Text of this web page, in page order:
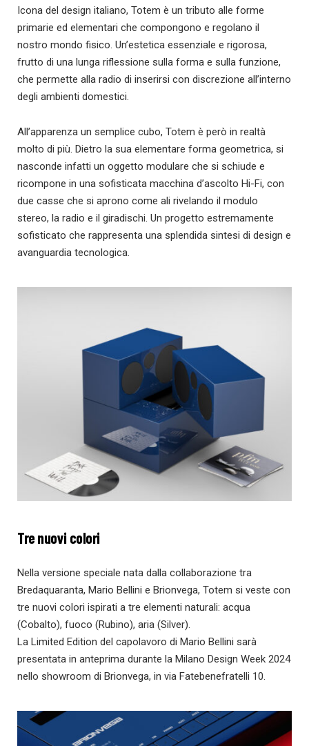
Icona del design italiano, Totem è un tributo alle forme
primarie ed elementari che compongono e regolano il
nostro mondo fisico. Un’estetica essenziale e rigorosa,
frutto di una lunga riflessione sulla forma e sulla funzione,
che permette alla radio di inserirsi con discrezione all’interno
degli ambienti domestici.
All’apparenza un semplice cubo, Totem è però in realtà
molto di più. Dietro la sua elementare forma geometrica, si
nasconde infatti un oggetto modulare che si schiude e
ricompone in una sofisticata macchina d’ascolto Hi-Fi, con
due casse che si aprono come ali rivelando il modulo
stereo, la radio e il giradischi. Un progetto estremamente
sofisticato che rappresenta una splendida sintesi di design e
avanguardia tecnologica.
Tre nuovi colori
Nella versione speciale nata dalla collaborazione tra
Bredaquaranta, Mario Bellini e Brionvega, Totem si veste con
tre nuovi colori ispirati a tre elementi naturali: acqua
(Cobalto), fuoco (Rubino), aria (Silver).
La Limited Edition del capolavoro di Mario Bellini sarà
presentata in anteprima durante la Milano Design Week 2024
nello showroom di Brionvega, in via Fatebenefratelli 10.